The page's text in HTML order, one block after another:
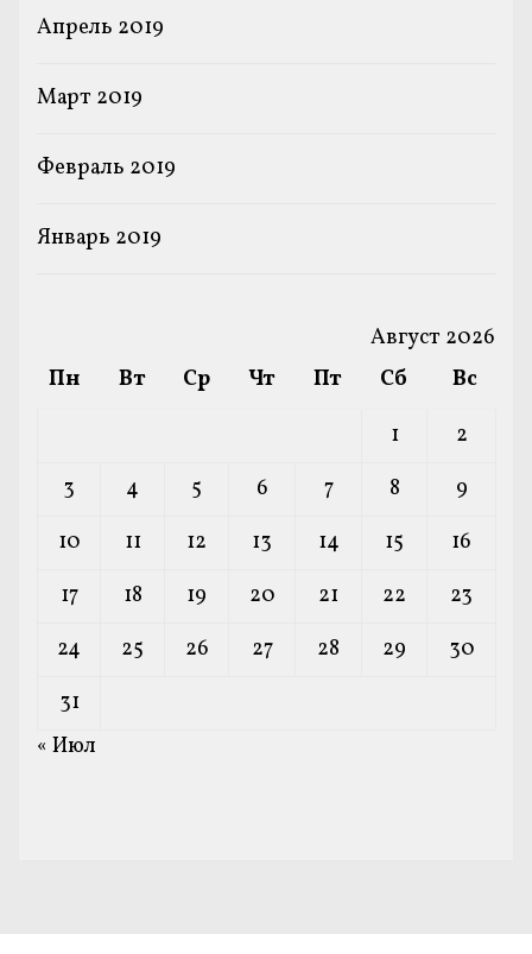
Апрель 2019
Март 2019
Февраль 2019
Январь 2019
Август 2026
Пн
Вт Ср Чт Пт Сб
Вс
1
2
3
4 5 6 7 8
9
10
11 12 13 14 15
16
17
18 19 20 21 22
23
24
25 26 27 28 29
30
31
« Июл